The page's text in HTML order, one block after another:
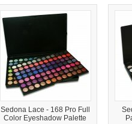
Sedona Lace - 168 Pro Full
Color Eyeshadow Palette